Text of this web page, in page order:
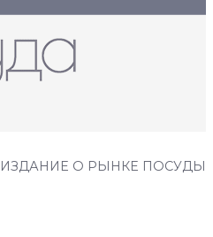
О РЫНКЕ ПОСУДЫ